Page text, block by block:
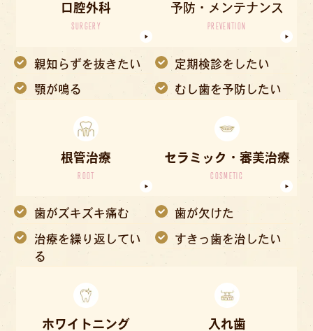
口腔外科
SURGERY
親知らずを抜きたい
顎が鳴る
予防・メンテナンス
PREVENTION
定期検診をしたい
むし歯を予防したい
根管治療
ROOT
歯がズキズキ痛む
治療を繰り返してい
る
セラミック・審美治療
COSMETIC
歯が欠けた
すきっ歯を治したい
ホワイトニング 入れ歯